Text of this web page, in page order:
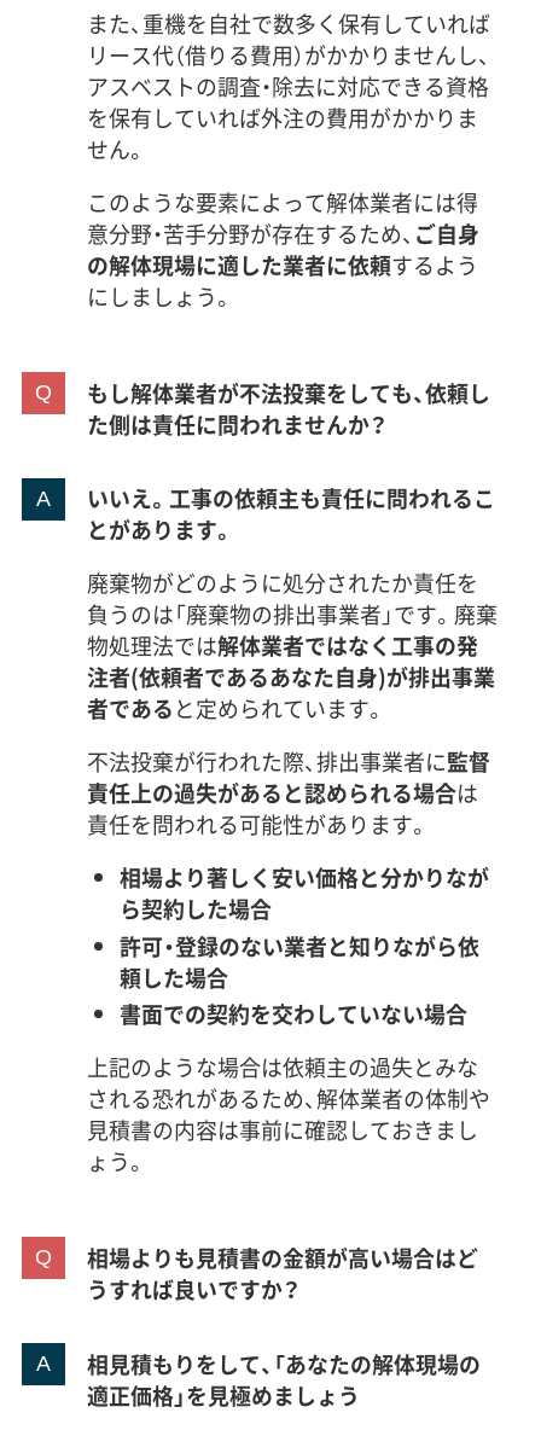
また、重機を自社で数多く保有していれば
リース代（借りる費用）がかかりませんし、
アスベストの調査・除去に対応できる資格
を保有していれば外注の費用がかかりま
せん。
このような要素によって解体業者には得
意分野・苦手分野が存在するため、 ご自身
の解体現場に適した業者に依頼するよう
にしましょう。
もし解体業者が不法投棄をしても、依頼し
た側は責任に問われませんか？
いいえ。工事の依頼主も責任に問われるこ
とがあります。
廃棄物がどのように処分されたか責任を
負うのは「廃棄物の排出事業者」です。廃棄
物処理法では解体業者ではなく工事の発
注者(依頼者であるあなた自身)が排出事業
者であると定められています。
不法投棄が行われた際、排出事業者に監督
責任上の過失があると認められる場合は
責任を問われる可能性があります。
相場より著しく安い価格と分かりなが
ら契約した場合
許可・登録のない業者と知りながら依
頼した場合
書面での契約を交わしていない場合
上記のような場合は依頼主の過失とみな
される恐れがあるため、解体業者の体制や
見積書の内容は事前に確認しておきまし
ょう。
相場よりも見積書の金額が高い場合はど
うすれば良いですか？
相見積もりをして、「あなたの解体現場の
適正価格」を見極めましょう